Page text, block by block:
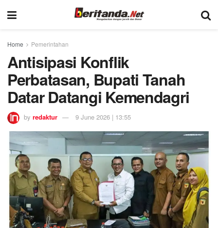
Home Pemerintahan
Antisipasi Konflik
Perbatasan, Bupati Tanah
Datar Datangi Kemendagri
by redaktur 9 June 2026 | 13:55